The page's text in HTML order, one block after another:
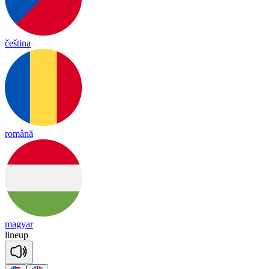
čeština
română
magyar
lineup